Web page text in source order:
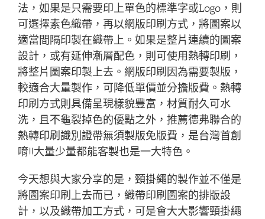
法，如果是只需要印上單色的標準字或Logo，則
可選擇素色織帶，再以網版印刷方式，將圖案以
適當間隔印製在織帶上。如果是整片連續的圖案
設計，或有延伸漸層配色，則可使用熱轉印刷，
將整片圖案印製上去。網版印刷因為需要製版，
較適合大量製作，可降低單價並分擔版費。熱轉
印刷方式則具備呈現樣貌豐富，材質耐久可水
洗，且不龜裂掉色的優點之外，推薦德弗聯合的
熱轉印刷識別證帶無須製版免版費，是台灣首創
唷!!大量少量都能客製也是一大特色。
今天想與大家分享的是，頸掛繩的製作並不僅是
將圖案印刷上去而已，織帶印刷圖案的排版設
計，以及織帶加工方式，可是會大大影響頸掛繩